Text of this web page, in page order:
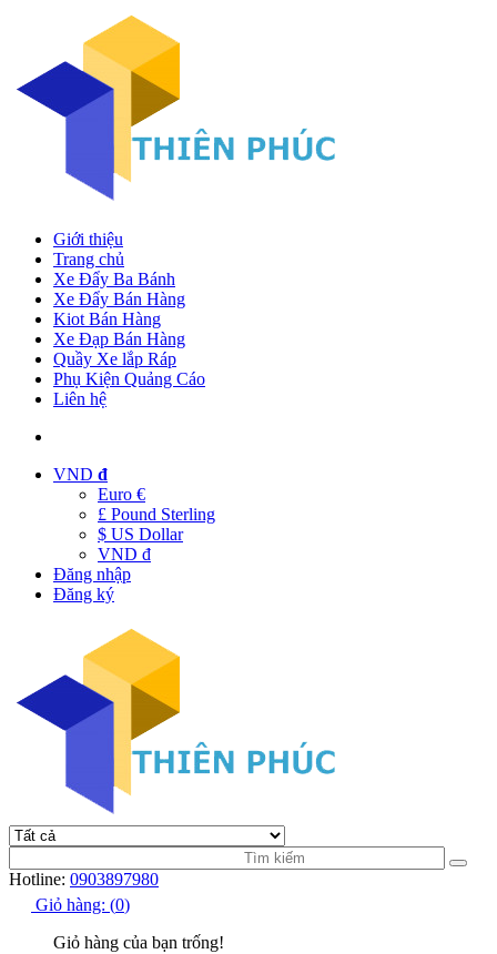
Giới thiệu
Trang chủ
Xe Đẩy Ba Bánh
Xe Đẩy Bán Hàng
Kiot Bán Hàng
Xe Đạp Bán Hàng
Quầy Xe lắp Ráp
Phụ Kiện Quảng Cáo
Liên hệ
VND đ
Euro €
£ Pound Sterling
$ US Dollar
VND đ
Đăng nhập
Đăng ký
Hotline: 0903897980
Giỏ hàng: (0)
Giỏ hàng của bạn trống!